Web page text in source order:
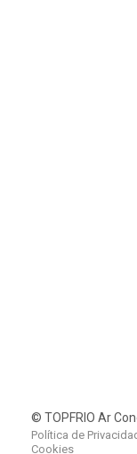
© TOPFRIO Ar
Política de
Cookies